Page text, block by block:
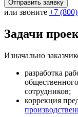
или звоните +7
Задачи
Изначально
разработка
сотрудников;
коррекция